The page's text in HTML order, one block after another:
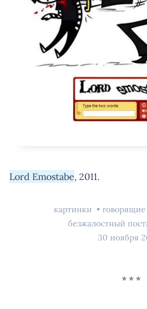
Lord Emostabe, 2011.
картинки
безжалостный
30 ноября